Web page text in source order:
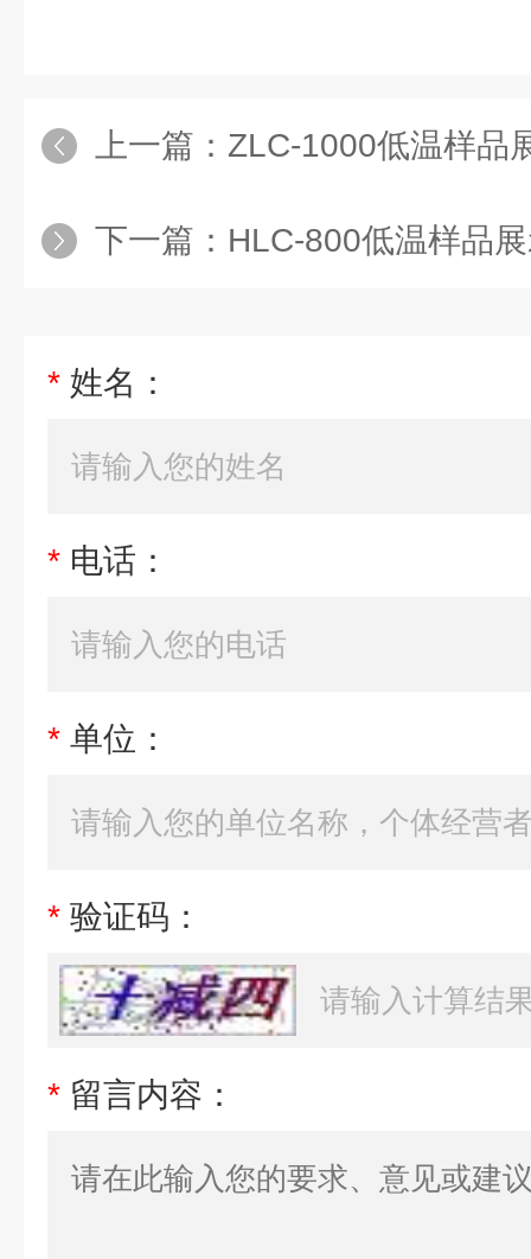
上一篇： ZLC-1000低温样品
下一篇： HLC-800低温样品
* 姓名：
* 电话：
* 单位：
* 验证码：
* 留言内容：